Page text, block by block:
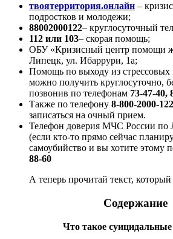
твоятерритория.онлайн –
подростков и молодежи;
88002000122– круглосуточный
112 или 103– скорая помощь;
ОБУ «Кризисный центр помощи
Липецк, ул. Ибаррури, 1а;
Помощь по выходу из
можно получить круглосуточно,
позвонив по телефонам 73-47-40,
Также по телефону 8-800-2000-122
записаться на очный прием.
Телефон доверия МЧС России по
(если кто-то прямо сейчас
самоубийство и вы хотите этому
88-60
А теперь прочитай текст,
Содержание
Что такое